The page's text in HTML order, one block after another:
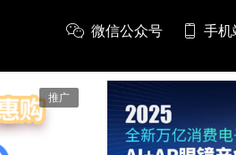
微信公众号 手机
推广